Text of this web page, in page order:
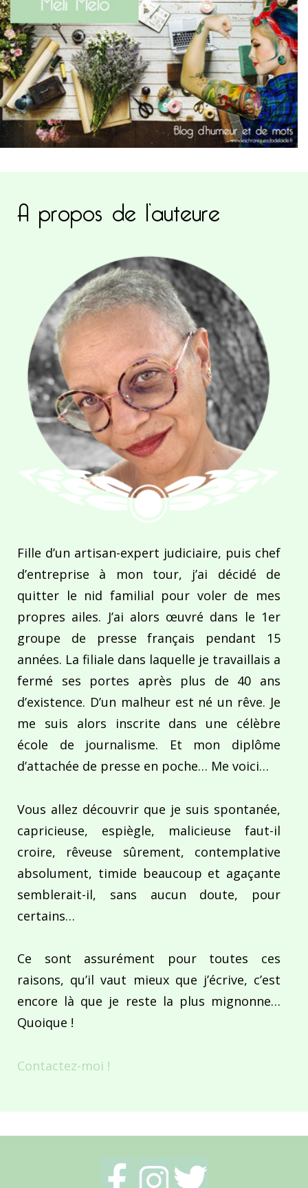
A propos de l’auteure
Fille d’un artisan-expert judiciaire, puis chef
d’entreprise à mon tour, j’ai décidé de
quitter le nid familial pour voler de mes
propres ailes. J’ai alors œuvré dans le 1er
groupe de presse français pendant 15
années. La filiale dans laquelle je travaillais a
fermé ses portes après plus de 40 ans
d’existence. D’un malheur est né un rêve. Je
me suis alors inscrite dans une célèbre
école de journalisme. Et mon diplôme
d’attachée de presse en poche… Me voici…
Vous allez découvrir que je suis spontanée,
capricieuse, espiègle, malicieuse faut-il
croire, rêveuse sûrement, contemplative
absolument, timide beaucoup et agaçante
semblerait-il, sans aucun doute, pour
certains…
Ce sont assurément pour toutes ces
raisons, qu’il vaut mieux que j’écrive, c’est
encore là que je reste la plus mignonne…
Quoique !
Contactez-moi !